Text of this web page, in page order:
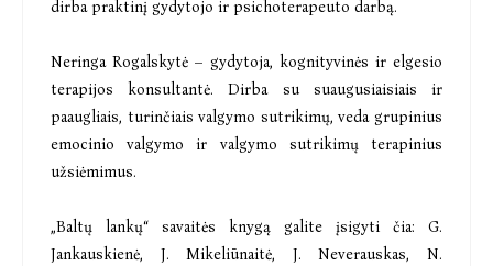
dirba praktinį gydytojo ir psichoterapeuto darbą.
Neringa Rogalskytė – gydytoja, kognityvinės ir elgesio
terapijos konsultantė. Dirba su suaugusiaisiais ir
paaugliais, turinčiais valgymo sutrikimų, veda grupinius
emocinio valgymo ir valgymo sutrikimų terapinius
užsiėmimus.
„Baltų lankų“ savaitės knygą galite įsigyti čia: G.
Jankauskienė, J. Mikeliūnaitė, J. Neverauskas, N.